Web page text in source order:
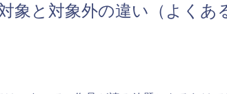
象と対象外の違い（よくあ